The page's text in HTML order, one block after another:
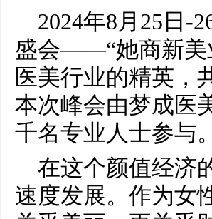
2024年8月25日-
盛会——“她商新美
医美行业的精英，
本次峰会由梦成医
千名专业人士参与。
在这个颜值经济
速度发展。作为女